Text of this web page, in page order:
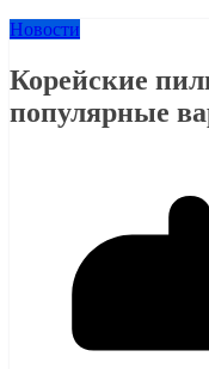
Новости
Корейские
популярные